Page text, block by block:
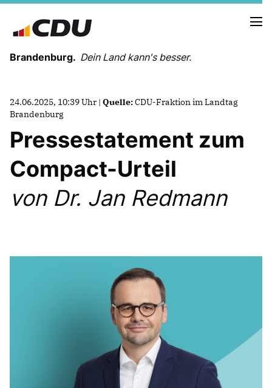
Brandenburg. Dein Land kann's besser.
MELDUNGEN
LANDESGESCHÄFTSSTELLE
KREISVERBÄNDE
PARTEIGESCHICHTE
PARTEIGERICHT
IM LANDTAG
IN DER LANDESREGIERUNG
IM BUNDESTAG
IM EUROPÄISCHEN PARLAMENT
24.06.2025, 10:39 Uhr | Quelle:CDU-Fraktion im Landtag
Brandenburg
Pressestatement zum
Compact-Urteil
von Dr. Jan Redmann